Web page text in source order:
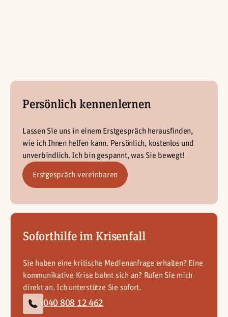
Persönlich kennenlernen
Lassen Sie uns in einem Erstgespräch herausfinden,
wie ich Ihnen helfen kann. Persönlich, kostenlos und
unverbindlich. Ich bin gespannt, was Sie bewegt!
Erstgespräch vereinbaren
Soforthilfe im Krisenfall
Sie haben eine kritische Medienanfrage erhalten? Eine
kommunikative Krise bahnt sich an? Rufen Sie mich
direkt an. Ich unterstütze Sie sofort.
040 808 12 462